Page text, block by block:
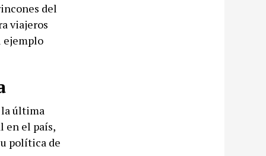
del
viajeros
ejemplo
la última
en el país,
política de